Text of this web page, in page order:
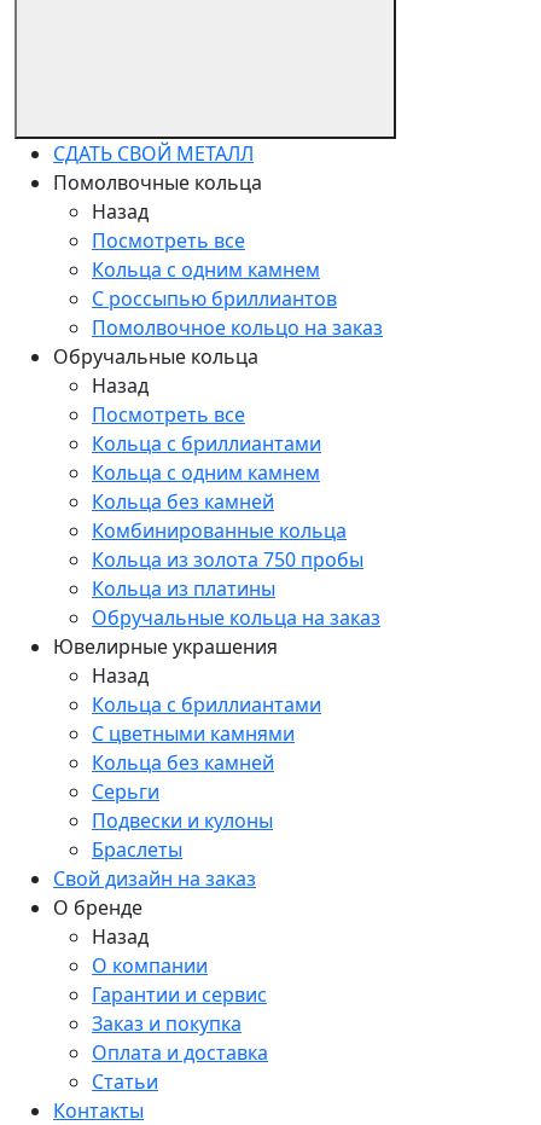
СДАТЬ СВОЙ МЕТАЛЛ
Помолвочные кольца
Назад
Посмотреть все
Кольца с одним камнем
С россыпью бриллиантов
Помолвочное кольцо на заказ
Обручальные кольца
Назад
Посмотреть все
Кольца с бриллиантами
Кольца с одним камнем
Кольца без камней
Комбинированные кольца
Кольца из золота 750 пробы
Кольца из платины
Обручальные кольца на заказ
Ювелирные украшения
Назад
Кольца с бриллиантами
С цветными камнями
Кольца без камней
Серьги
Подвески и кулоны
Браслеты
Свой дизайн на заказ
О бренде
Назад
О компании
Гарантии и сервис
Заказ и покупка
Оплата и доставка
Статьи
Контакты